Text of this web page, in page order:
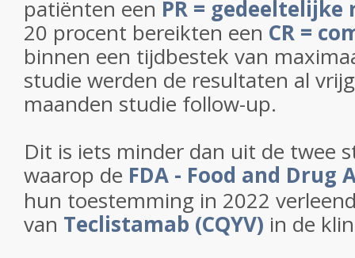
patiënten een PR = gedeeltelijke
20 procent bereikten een CR =
binnen een tijdbestek van
studie werden de resultaten al
maanden studie follow-up.
Dit is iets minder dan uit de twee
waarop de FDA - Food and
hun toestemming in 2022
van Teclistamab (CQYV) in de